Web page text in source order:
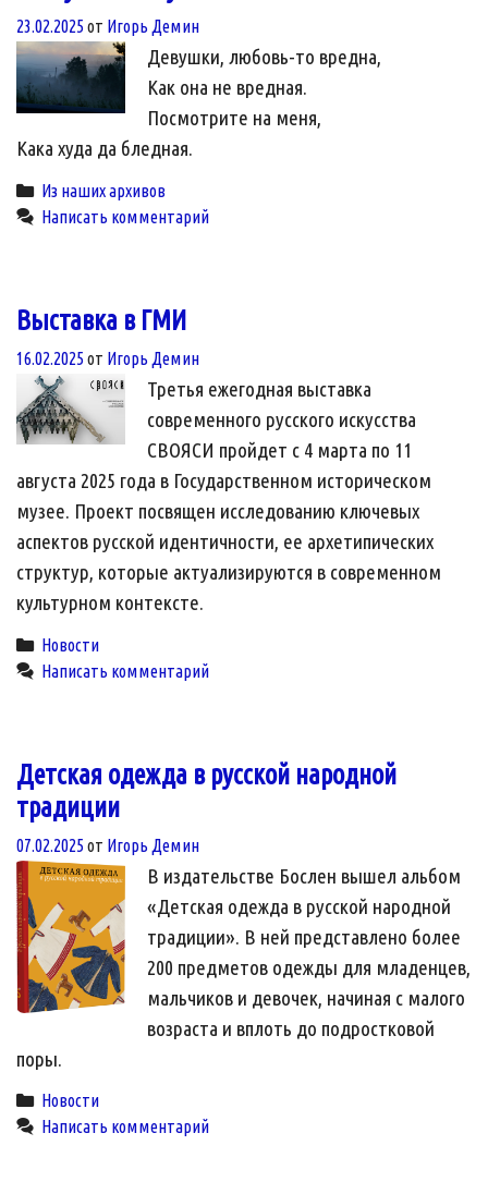
23.02.2025от Игорь Демин
Девушки, любовь-то вредна,
Как она не вредная.
Посмотрите на меня,
Кака худа да бледная.
Categories
Из наших архивов
Написать комментарий
Выставка в ГМИ
16.02.2025от Игорь Демин
Третья ежегодная выставка
современного русского искусства
СВОЯСИ пройдет с 4 марта по 11
августа 2025 года в Государственном историческом
музее. Проект посвящен исследованию ключевых
аспектов русской идентичности, ее архетипических
структур, которые актуализируются в современном
культурном контексте.
Categories
Новости
Написать комментарий
Детская одежда в русской народной
традиции
07.02.2025от Игорь Демин
В издательстве Бослен вышел альбом
«Детская одежда в русской народной
традиции». В ней представлено более
200 предметов одежды для младенцев,
мальчиков и девочек, начиная с малого
возраста и вплоть до подростковой
поры.
Categories
Новости
Написать комментарий